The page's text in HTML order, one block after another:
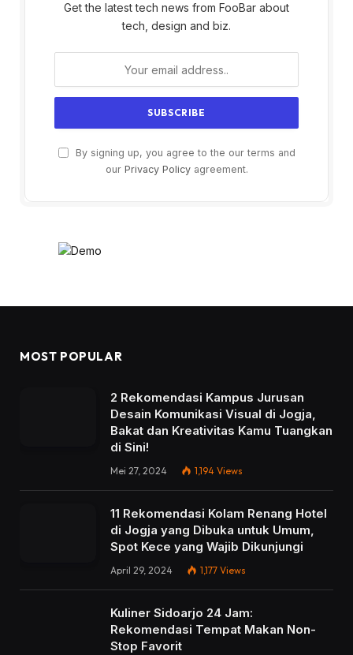
Get the latest tech news from FooBar about
tech, design and biz.
By signing up, you agree to the our terms and
our Privacy Policyagreement.
MOST POPULAR
2 Rekomendasi Kampus Jurusan
Desain Komunikasi Visual di Jogja,
Bakat dan Kreativitas Kamu Tuangkan
di Sini!
Mei 27, 2024 1,194 Views
11 Rekomendasi Kolam Renang Hotel
di Jogja yang Dibuka untuk Umum,
Spot Kece yang Wajib Dikunjungi
April 29, 2024 1,177 Views
Kuliner Sidoarjo 24 Jam:
Rekomendasi Tempat Makan Non-
Stop Favorit